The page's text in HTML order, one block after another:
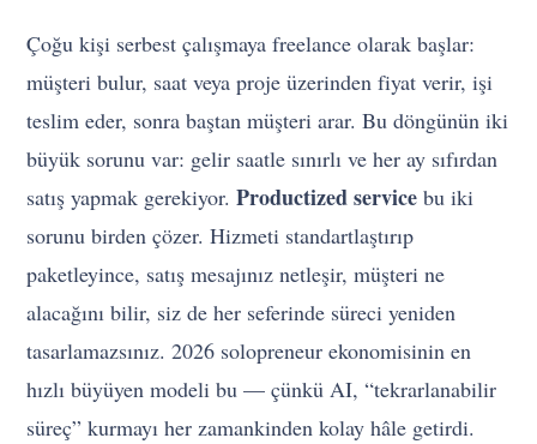
Çoğu kişi serbest çalışmaya freelance olarak başlar:
müşteri bulur, saat veya proje üzerinden fiyat verir, işi
teslim eder, sonra baştan müşteri arar. Bu döngünün iki
büyük sorunu var: gelir saatle sınırlı ve her ay sıfırdan
satış yapmak gerekiyor.Productized service bu iki
sorunu birden çözer. Hizmeti standartlaştırıp
paketleyince, satış mesajınız netleşir, müşteri ne
alacağını bilir, siz de her seferinde süreci yeniden
tasarlamazsınız. 2026 solopreneur ekonomisinin en
hızlı büyüyen modeli bu — çünkü AI, “tekrarlanabilir
süreç” kurmayı her zamankinden kolay hâle getirdi.